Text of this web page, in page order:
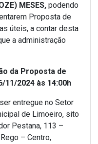
MESES, podendo
Proposta de
úteis, a contar desta
a administração
da Proposta de
11/2024 às 14:00h
entregue no Setor
de Limoeiro, sito
Pestana, 113 –
– Centro,